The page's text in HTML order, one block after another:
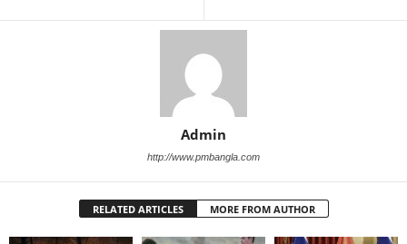
Admin
http://www.pmbangla.com
RELATED ARTICLES MORE FROM AUTHOR